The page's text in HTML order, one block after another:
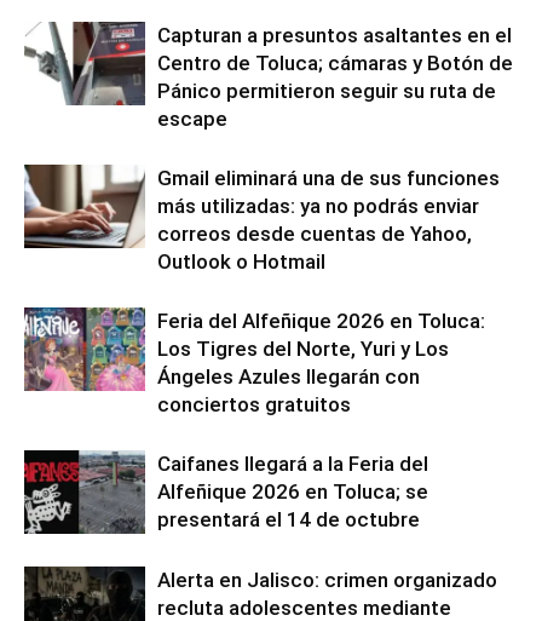
Capturan a presuntos asaltantes en el
Centro de Toluca; cámaras y Botón de
Pánico permitieron seguir su ruta de
escape
Gmail eliminará una de sus funciones
más utilizadas: ya no podrás enviar
correos desde cuentas de Yahoo,
Outlook o Hotmail
Feria del Alfeñique 2026 en Toluca:
Los Tigres del Norte, Yuri y Los
Ángeles Azules llegarán con
conciertos gratuitos
Caifanes llegará a la Feria del
Alfeñique 2026 en Toluca; se
presentará el 14 de octubre
Alerta en Jalisco: crimen organizado
recluta adolescentes mediante